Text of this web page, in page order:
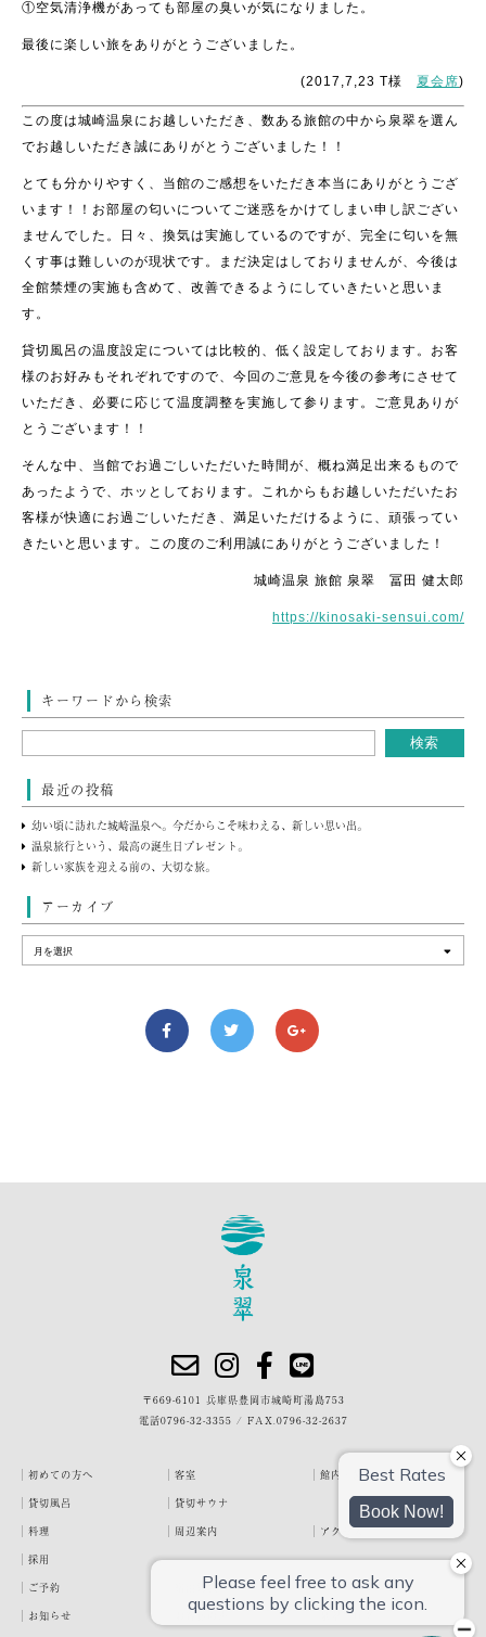
①空気清浄機があっても部屋の臭いが気になりました。
最後に楽しい旅をありがとうございました。
(2017,7,23 T様 夏会席)
この度は城崎温泉にお越しいただき、数ある旅館の中から泉翠を選ん
でお越しいただき誠にありがとうございました！！
とても分かりやすく、当館のご感想をいただき本当にありがとうござ
います！！お部屋の匂いについてご迷惑をかけてしまい申し訳ござい
ませんでした。日々、換気は実施しているのですが、完全に匂いを無
くす事は難しいのが現状です。まだ決定はしておりませんが、今後は
全館禁煙の実施も含めて、改善できるようにしていきたいと思いま
す。
貸切風呂の温度設定については比較的、低く設定しております。お客
様のお好みもそれぞれですので、今回のご意見を今後の参考にさせて
いただき、必要に応じて温度調整を実施して参ります。ご意見ありが
とうございます！！
そんな中、当館でお過ごしいただいた時間が、概ね満足出来るもので
あったようで、ホッとしております。これからもお越しいただいたお
客様が快適にお過ごしいただき、満足いただけるように、頑張ってい
きたいと思います。この度のご利用誠にありがとうございました！
城崎温泉 旅館 泉翠 冨田 健太郎
https://kinosaki-sensui.com/
キーワードから検索
最近の投稿
幼い頃に訪れた城崎温泉へ。今だからこそ味わえる、新しい思い出。
温泉旅行という、最高の誕生日プレゼント。
新しい家族を迎える前の、大切な旅。
アーカイブ
〒669-6101 兵庫県豊岡市城崎町湯島753
電話0796-32-3355 / FAX.0796-32-2637
初めての方へ 客室
館内・施設
貸切風呂
貸切サウナ
料理
周辺案内
アクセス
採用
ご予約
宿泊約款
プライバシーポリシー
お知らせ
お客様の声
泉翠ブログ